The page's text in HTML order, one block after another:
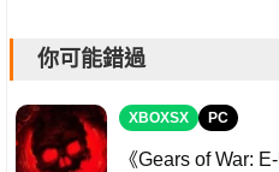
你可能錯過
XBOXSX PC
《Gears of War: